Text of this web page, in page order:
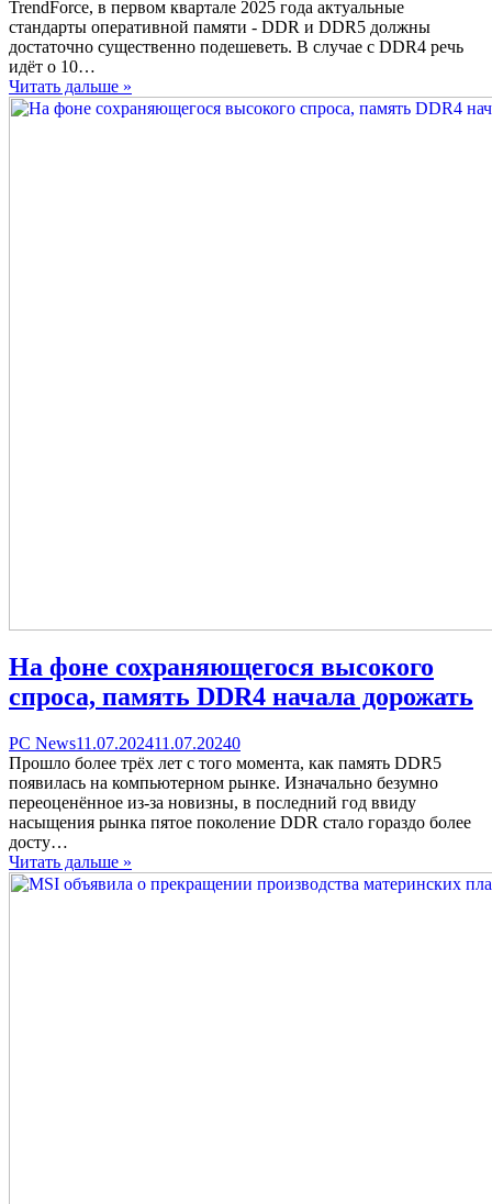
В
начале
2025
память
TrendForce, в первом квартале 2025 года актуальные
стандарты оперативной памяти - DDR и DDR5 должны
достаточно существенно подешеветь. В случае с DDR4 речь
идёт о 10…
Читать дальше »
На фоне сохраняющегося высокого
спроса, память DDR4 начала дорожать
Categories
PC NewsPosted
on
11.07.202411.07.20240comments
on
На
фоне
сохраняющегося
память
Прошло более трёх лет с того момента, как память DDR5
появилась на компьютерном рынке. Изначально безумно
переоценённое из-за новизны, в последний год ввиду
насыщения рынка пятое поколение DDR стало гораздо более
досту…
Читать дальше »